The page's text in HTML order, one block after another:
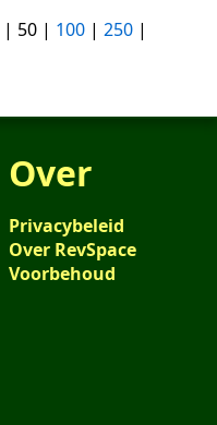
| 50 | 100 | 250 |
Over
Privacybeleid
Over RevSpace
Voorbehoud